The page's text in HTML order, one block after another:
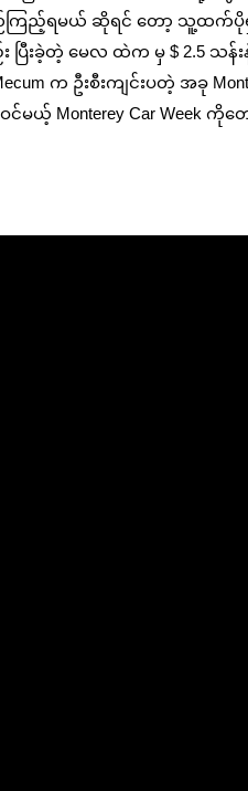
ည့်ရမယ် ဆိုရင် တော့ သူ့ထက်ပိုရှာ
း ပြီးခဲ့တဲ့ မေလ ထဲက မှ $ 2.5 သန်း
က ဦးစီးကျင်းပတဲ့ အခု
Monterey Car Week ကိုတ